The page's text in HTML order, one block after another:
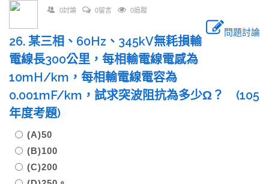
0討論 0留言 0追蹤
問題討論
26. 某三相、60Hz、345kV無耗損輸
電線長300公里，每相輸電線電感為
10mH/km，每相輸電線電容為
0.001mF/km，試求突波阻抗為多少Ω？ (105
年度考題)
(A)50
(B)100
(C)200